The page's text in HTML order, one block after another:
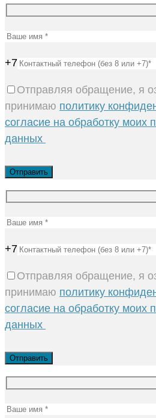
+7
Отправляя обращение, я
принимаю политику
согласие на обработку моих
данных
+7
Отправляя обращение, я
принимаю политику
согласие на обработку моих
данных